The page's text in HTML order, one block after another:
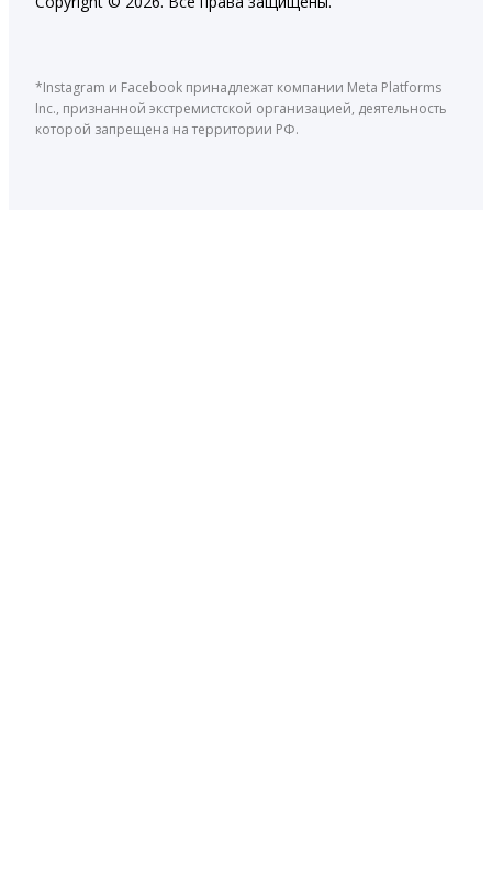
*Instagram и Facebook принадлежат компании Meta Platforms
Inc., признанной экстремистской организацией, деятельность
которой запрещена на территории РФ.